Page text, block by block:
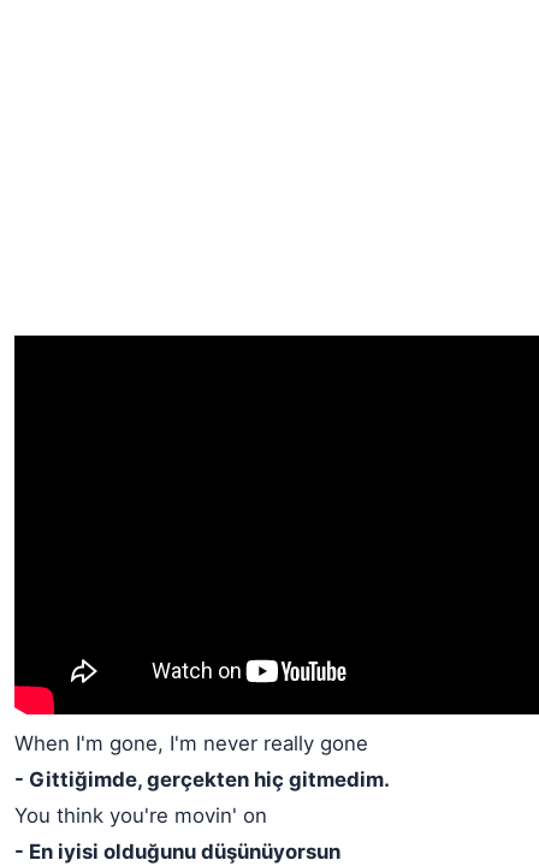
When I'm gone, I'm never really gone
- Gittiğimde, gerçekten hiç gitmedim.
You think you're movin' on
- En iyisi olduğunu düşünüyorsun